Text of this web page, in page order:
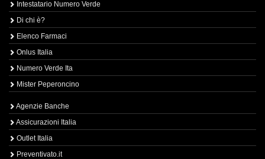
Intestatario Numero Verde
Di chi è?
Elenco Farmaci
Onlus Italia
Numero Verde Ita
Mister Peperoncino
Agenzie Banche
Assicurazioni Italia
Outlet Italia
Preventivato.it